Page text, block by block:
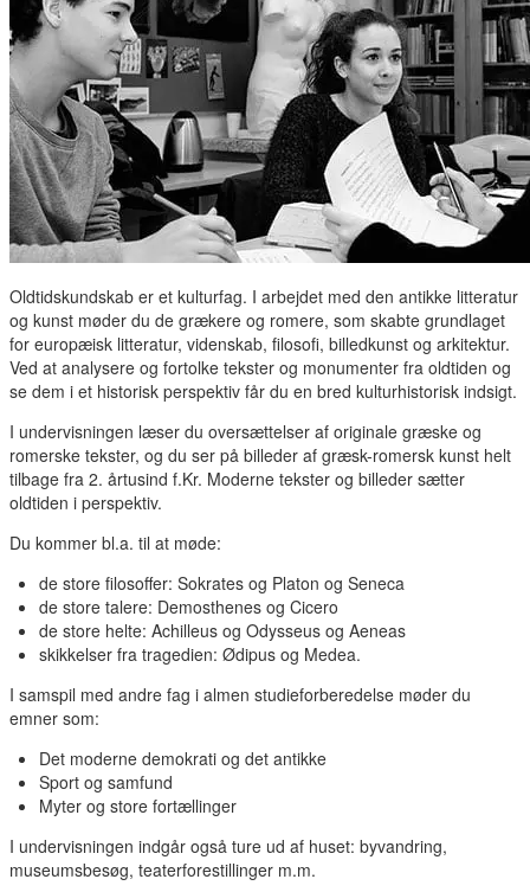
Oldtidskundskab er et kulturfag. I arbejdet med den antikke litteratur
og kunst møder du de grækere og romere, som skabte grundlaget
for europæisk litteratur, videnskab, filosofi, billedkunst og arkitektur.
Ved at analysere og fortolke tekster og monumenter fra oldtiden og
se dem i et historisk perspektiv får du en bred kulturhistorisk indsigt.
I undervisningen læser du oversættelser af originale græske og
romerske tekster, og du ser på billeder af græsk-romersk kunst helt
tilbage fra 2. årtusind f.Kr. Moderne tekster og billeder sætter
oldtiden i perspektiv.
Du kommer bl.a. til at møde:
de store filosoffer: Sokrates og Platon og Seneca
de store talere: Demosthenes og Cicero
de store helte: Achilleus og Odysseus og Aeneas
skikkelser fra tragedien: Ødipus og Medea.
I samspil med andre fag i almen studieforberedelse møder du
emner som:
Det moderne demokrati og det antikke
Sport og samfund
Myter og store fortællinger
I undervisningen indgår også ture ud af huset: byvandring,
museumsbesøg, teaterforestillinger m.m.